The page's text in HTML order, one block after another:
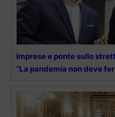
Imprese e ponte sullo
“La pandemia non deve